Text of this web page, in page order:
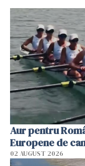
Aur pentru
Europene de
02 AUGUST 2026